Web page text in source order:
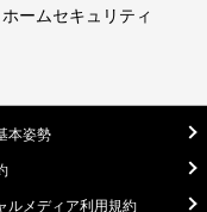
ームセキュリティ
本姿勢
ルメディア利用規約